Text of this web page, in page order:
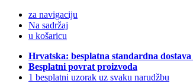
za navigaciju
Na sadržaj
u košaricu
Hrvatska: besplatna standardna dostava
Besplatni povrat proizvoda
1 besplatni uzorak uz svaku narudžbu